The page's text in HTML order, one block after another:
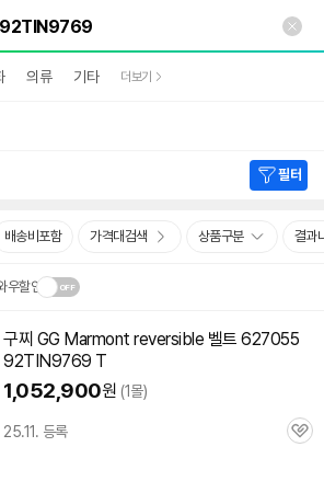
의류 기타 더보기
필터
배송비포함 가격대검색 상품구분 결과
우할인
.
닫
기
구찌 GG Marmont reversible 벨트 627055
92TIN9769 T
1,052,900원 (1몰)
25.11. 등록
관